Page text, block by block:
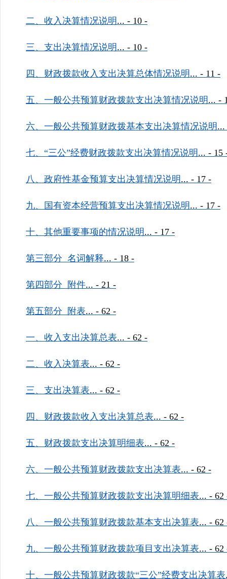
二、收入决算情况说明 ... - 10 -
三、支出决算情况说明 ... - 10 -
四、财政拨款收入支出决算总体情况说明 ... - 11 -
五、一般公共预算财政拨款支出决算情况说明 ... -
六、一般公共预算财政拨基本支出决算情况说明 ...
七、 “三公”经费财政拨款支出决算情况说明 ... - 15
八、政府性基金预算支出决算情况说明 ... - 17 -
九、国有资本经营预算支出决算情况说明 ... - 17 -
十、其他重要事项的情况说明 ... - 17 -
第三部分 名词解释... - 18 -
第四部分 附件... - 21 -
第五部分 附表... - 62 -
一、收入支出决算总表... - 62 -
二、收入决算表... - 62 -
三、支出决算表... - 62 -
四、财政拨款收入支出决算总表... - 62 -
五、财政拨款支出决算明细表... - 62 -
六、一般公共预算财政拨款支出决算表... - 62 -
七、一般公共预算财政拨款支出决算明细表... - 62
八、一般公共预算财政拨款基本支出决算表... - 62
九、一般公共预算财政拨款项目支出决算表... - 62
十、一般公共预算财政拨款“三公”经费支出决算表